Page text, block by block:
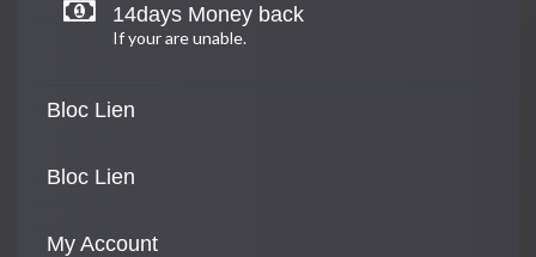
14days Money back
If your are unable.
Bloc Lien
Bloc Lien
My Account